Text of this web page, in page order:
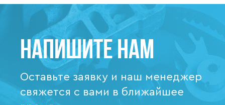
Напишите нам
Оставьте заявку и наш менеджер
свяжется с вами в ближайшее